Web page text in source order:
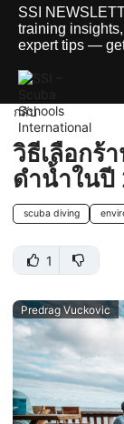
SSI
training
expert tips —
กลับ
วิธีเลือกร้
ดำน้ำในปี
scuba diving
1
Predrag Vuckovic